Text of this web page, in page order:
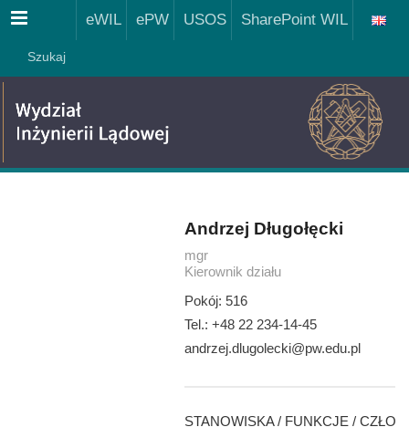
eWIL ePW USOS SharePoint WIL
Menu
Szukaj
Andrzej Długołęcki
mgr
Kierownik działu
Pokój: 516
Tel.: +48 22 234-14-45
andrzej.dlugolecki@pw.edu.pl
STANOWISKA / FUNKCJE /